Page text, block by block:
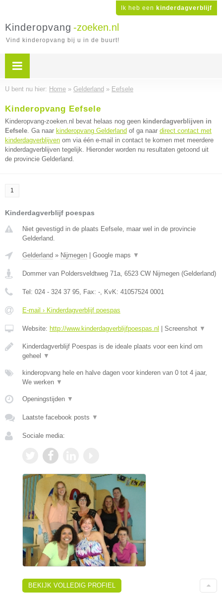
Ik heb een kinderdagverblijf
Kinderopvang -zoeken.nl
Vind kinderopvang bij u in de buurt!
U bent nu hier: Home » Gelderland » Eefsele
Kinderopvang Eefsele
Kinderopvang-zoeken.nl bevat helaas nog geen kinderdagverblijven in
Eefsele. Ga naar kinderopvang Gelderland of ga naar direct contact met
kinderdagverblijven om via één e-mail in contact te komen met meerdere
kinderdagverblijven tegelijk. Hieronder worden nu resultaten getoond uit
de provincie Gelderland.
1
Kinderdagverblijf poespas
Niet gevestigd in de plaats Eefsele, maar wel in de provincie
Gelderland.
Gelderland » Nijmegen Google maps ▼
Dommer van Poldersveldtweg 71a, 6523 CW Nijmegen (Gelderland)
Tel: 024 - 324 37 95, Fax: -, KvK: 41057524 0001
E-mail › Kinderdagverblijf poespas
Website: http://www.kinderdagverblijfpoespas.nl Screenshot ▼
Kinderdagverblijf Poespas is de ideale plaats voor een kind om
geheel
▼
kinderopvang hele en halve dagen voor kinderen van 0 tot 4 jaar,
We werken ▼
Openingstijden ▼
Laatste facebook posts ▼
Sociale media:
BEKIJK VOLLEDIG PROFIEL